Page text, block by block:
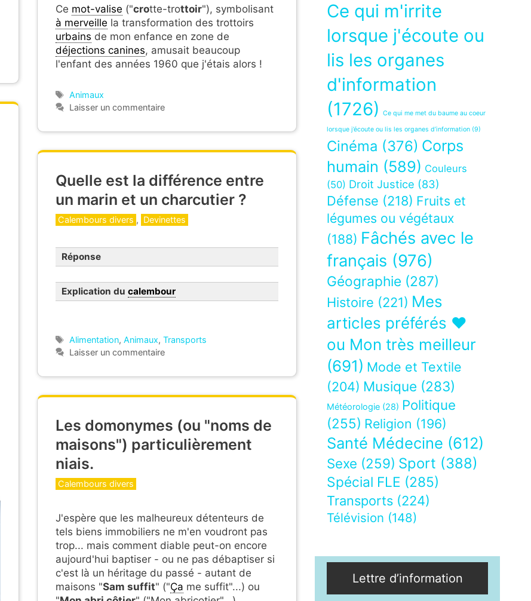
Ce mot-valise ("crotte-trottoir"), symbolisant
à merveille la transformation des trottoirs
urbains de mon enfance en zone de
déjections canines, amusait beaucoup
l'enfant des années 1960 que j'étais alors !
Étiquettes
Animaux
Laisser un commentaire
Quelle est la différence entre
un marin et un charcutier ?
Catégories
Calembours divers , Devinettes
Réponse
Explication du calembour
Étiquettes
Alimentation,Animaux,Transports
Laisser un commentaire
Les domonymes (ou "noms de
maisons") particulièrement
niais.
Catégories
Calembours divers
J'espère que les malheureux détenteurs de
tels biens immobiliers ne m'en voudront pas
trop... mais comment diable peut-on encore
aujourd'hui baptiser - ou ne pas débaptiser si
c'est là un héritage du passé - autant de
maisons "Sam suffit" ("Ça me suffit"...) ou
Ce qui m'irrite
lorsque j'écoute ou
lis les organes
d'information
(1726)
Ce qui me met du baume au coeur
lorsque j’écoute ou lis les organes d’information (9)
Cinéma (376) Corps
humain (589) Couleurs
(50) Droit Justice (83)
Défense (218) Fruits et
légumes ou végétaux
(188) Fâchés avec le
français (976)
Géographie (287)
Histoire (221) Mes
articles préférés ❤
ou Mon très meilleur
(691) Mode et Textile
(204) Musique (283)
Météorologie (28) Politique
(255) Religion (196)
Santé Médecine (612)
Sexe (259) Sport (388)
Spécial FLE (285)
Transports (224)
Télévision (148)
Lettre d’information